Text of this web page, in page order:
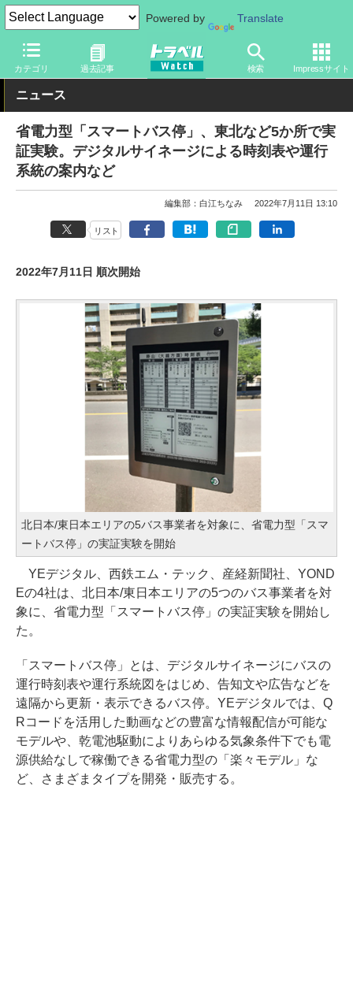
Powered by Translate
カテゴリ 過去記事 検索 Impressサイト
トラベル Watch 旅の方法 バス旅 路線バス
ニュース
省電力型「スマートバス停」、東北など5か所で実
証実験。デジタルサイネージによる時刻表や運行
系統の案内など
編集部：白江ちなみ 2022年7月11日 13:10
リスト
2022年7月11日 順次開始
北日本/東日本エリアの5バス事業者を対象に、省電力型「スマ
ートバス停」の実証実験を開始
YEデジタル、西鉄エム・テック、産経新聞社、YOND
Eの4社は、北日本/東日本エリアの5つのバス事業者を対
象に、省電力型「スマートバス停」の実証実験を開始し
た。
「スマートバス停」とは、デジタルサイネージにバスの
運行時刻表や運行系統図をはじめ、告知文や広告などを
遠隔から更新・表示できるバス停。YEデジタルでは、Q
Rコードを活用した動画などの豊富な情報配信が可能な
モデルや、乾電池駆動によりあらゆる気象条件下でも電
源供給なしで稼働できる省電力型の「楽々モデル」な
ど、さまざまタイプを開発・販売する。